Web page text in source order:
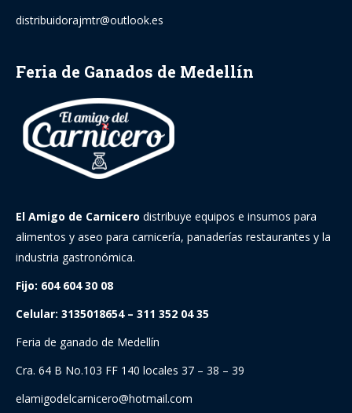
distribuidorajmtr@outlook.es
Feria de Ganados de Medellín
El Amigo de Carnicero distribuye equipos e insumos para
alimentos y aseo para carnicería, panaderías restaurantes y la
industria gastronómica.
Fijo: 604 604 30 08
Celular: 3135018654 – 311 352 04 35
Feria de ganado de Medellín
Cra. 64 B No.103 FF 140 locales 37 – 38 – 39
elamigodelcarnicero@hotmail.com